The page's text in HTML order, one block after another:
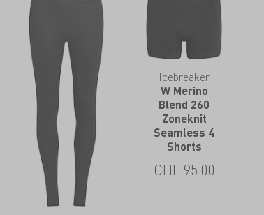
Icebreaker
W Merino
Blend 260
Zoneknit
Seamless 4
Shorts
CHF 95.00